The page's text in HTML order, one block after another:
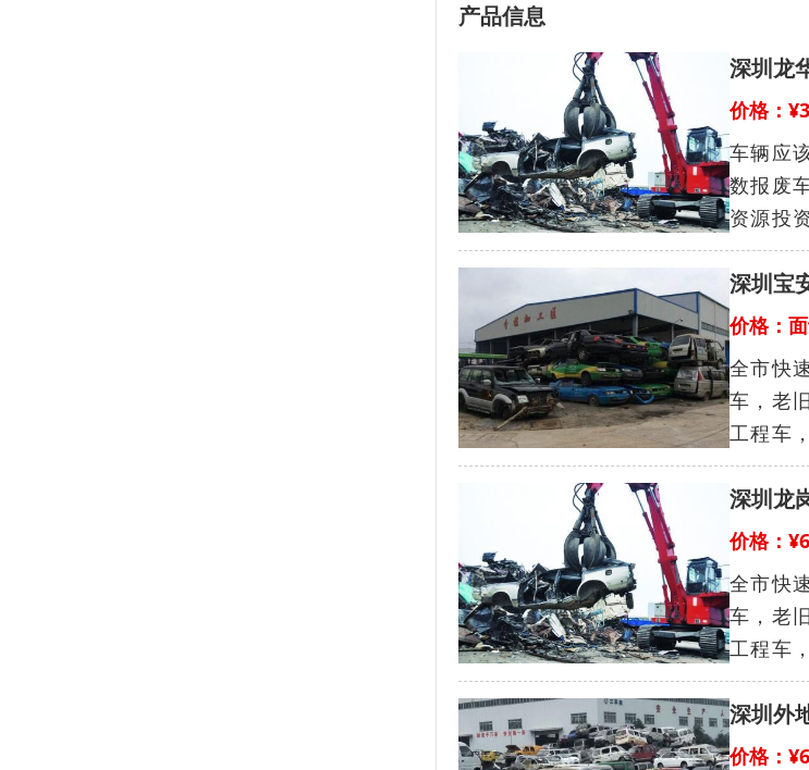
产品信息
深圳龙
价格：
车辆应
数报废
资源投
深圳宝
价格：
全市快
车，老
工程车
深圳龙
价格：
全市快
车，老
工程车
深圳外
价格：